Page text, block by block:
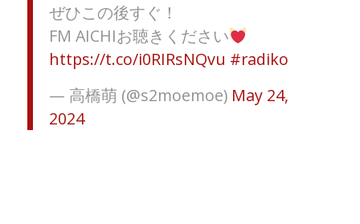
ぜひこの後すぐ！
FM AICHIお聴きください
https://t.co/i0RIRsNQvu #radiko
— 高橋萌 (@s2moemoe) May 24,
2024